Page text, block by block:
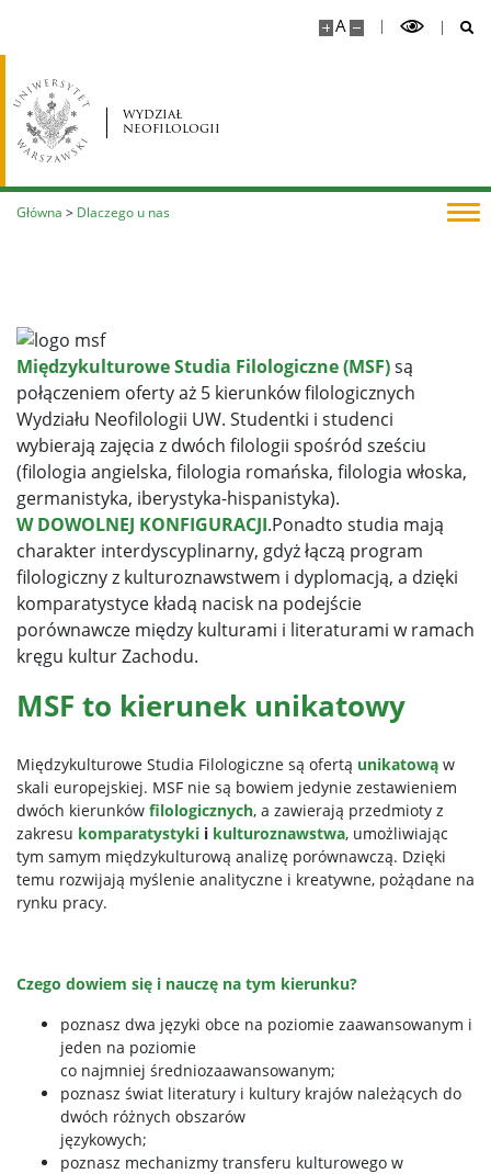
A
wydział
neofilologii
Główna > Dlaczego u nas
Międzykulturowe Studia Filologiczne (MSF)są
połączeniem oferty aż 5 kierunków filologicznych
Wydziału Neofilologii UW. Studentki i studenci
wybierają zajęcia z dwóch filologii spośród sześciu
(filologia angielska, filologia romańska, filologia włoska,
germanistyka, iberystyka-hispanistyka).
W DOWOLNEJ KONFIGURACJI.Ponadto studia mają
charakter interdyscyplinarny, gdyż łączą program
filologiczny z kulturoznawstwem i dyplomacją, a dzięki
komparatystyce kładą nacisk na podejście
porównawcze między kulturami i literaturami w ramach
kręgu kultur Zachodu.
MSF to kierunek unikatowy
Międzykulturowe Studia Filologiczne są ofertą unikatową w
skali europejskiej. MSF nie są bowiem jedynie zestawieniem
dwóch kierunków filologicznych, a zawierają przedmioty z
zakresu komparatystyki i kulturoznawstwa, umożliwiając
tym samym międzykulturową analizę porównawczą. Dzięki
temu rozwijają myślenie analityczne i kreatywne, pożądane na
rynku pracy.
Czego dowiem się i nauczę na tym kierunku?
poznasz dwa języki obce na poziomie zaawansowanym i
jeden na poziomie
co najmniej średniozaawansowanym;
poznasz świat literatury i kultury krajów należących do
dwóch różnych obszarów
językowych;
poznasz mechanizmy transferu kulturowego w